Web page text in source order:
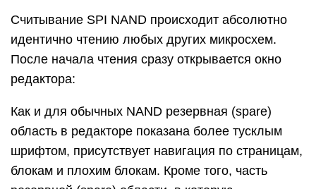
Считывание SPI NAND происходит абсолютно
идентично чтению любых других микросхем.
После начала чтения сразу открывается окно
редактора:
Как и для обычных NAND резервная (spare)
область в редакторе показана более тусклым
шрифтом, присутствует навигация по страницам,
блокам и плохим блокам. Кроме того, часть